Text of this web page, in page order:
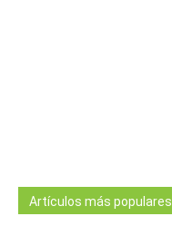
Artículos más populares